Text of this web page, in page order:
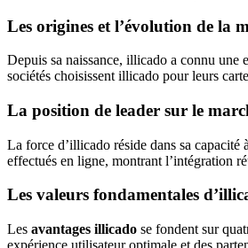
Les origines et l’évolution de la
Depuis sa naissance, illicado a connu une
sociétés choisissent illicado pour leurs
La position de leader sur le
La force d’illicado réside dans sa capacité
effectués en ligne, montrant l’intégration
Les valeurs fondamentales
Les avantages illicado se fondent sur